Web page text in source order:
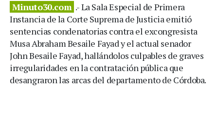
Minuto30.com .- La Sala Especial de Primera
Instancia de la Corte Suprema de Justicia emitió
sentencias condenatorias contra el excongresista
Musa Abraham Besaile Fayad y el actual senador
John Besaile Fayad, hallándolos culpables de graves
irregularidades en la contratación pública que
desangraron las arcas del departamento de Córdoba.